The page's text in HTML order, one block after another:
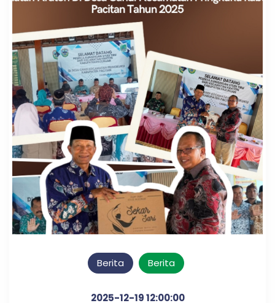
Berita Berita
2025-12-19 12:00:00